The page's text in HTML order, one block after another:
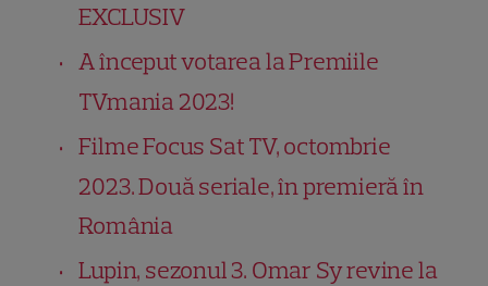
EXCLUSIV
A început votarea la Premiile
TVmania 2023!
Filme Focus Sat TV, octombrie
2023. Două seriale, în premieră în
România
Lupin, sezonul 3. Omar Sy revine la